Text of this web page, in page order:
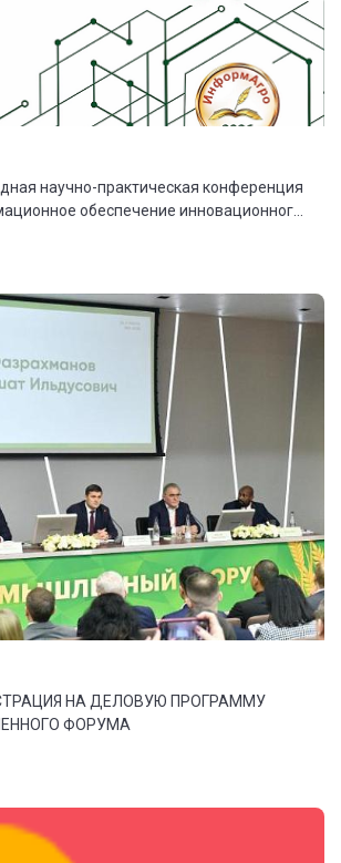
научно-практическая конференция
обеспечение инновационног...
НА ДЕЛОВУЮ ПРОГРАММУ
ФОРУМА